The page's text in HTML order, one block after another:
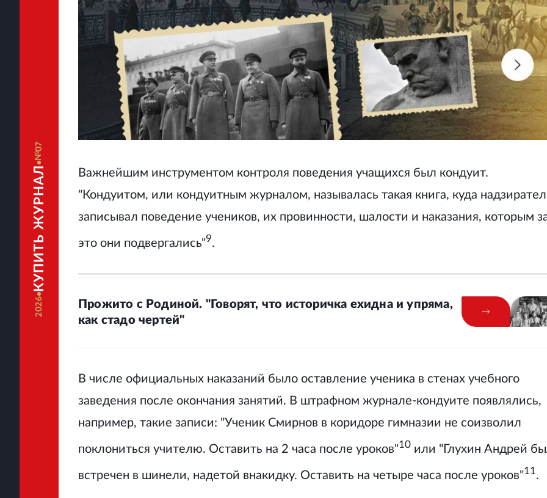
2026
КУПИТЬ ЖУРНАЛ
07
Важнейшим инструментом контроля поведения учащихся был кондуит.
"Кондуитом, или кондуитным журналом, называлась такая книга, куда
записывал поведение учеников, их провинности, шалости и наказания, которым
это они подвергались"9.
Прожито с Родиной. "Говорят, что историчка ехидна и упряма,
как стадо чертей"
В числе официальных наказаний было оставление ученика в стенах учебного
заведения после окончания занятий. В штрафном журнале-кондуите появлялись,
например, такие записи: "Ученик Смирнов в коридоре гимназии не соизволил
поклониться учителю. Оставить на 2 часа после уроков"10 или "Глухин Андрей
встречен в шинели, надетой внакидку. Оставить на четыре часа после уроков"11.